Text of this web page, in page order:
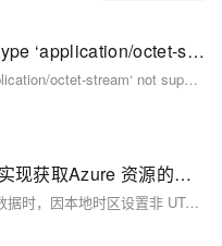
java调用服务报错415 Content type ‘application/octet-stream‘ not supported
java调用服务报错415 Content type ‘application/octet-stream‘ not supported
【Azure Developer】Java代码实现获取Azure 资源的指标数据却报错 "invalid time interval input"
在使用 Java 调用虚拟机 API 获取指标数据时，因本地时区设置非 UTC，导致时间格式解析错误。解决方法是在代码中手动指定时区为 UTC，使用 `ZoneOffset.ofHours(0)` 并结合 `withOffsetSameInstant` 方法进行时区转换，从而避免因时区差异引发的时间格式问题。